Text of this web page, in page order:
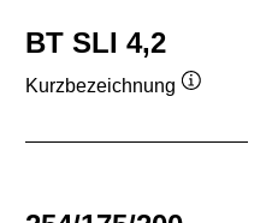
BT SLI 4,2
Kurzbezeichnung